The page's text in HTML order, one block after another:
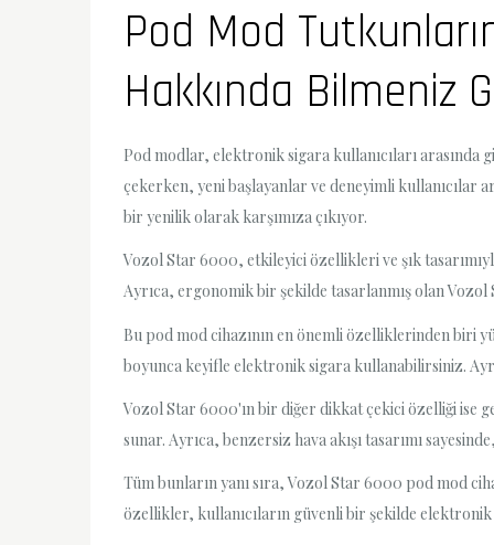
Pod Mod
Hakkında Bilmeniz
Pod modlar, elektronik sigara kullanıcıları
çekerken, yeni başlayanlar ve deneyimli kullanıcılar
bir yenilik olarak karşımıza çıkıyor.
Vozol Star 6000, etkileyici özellikleri ve şık
Ayrıca, ergonomik bir şekilde tasarlanmış olan
Bu pod mod cihazının en önemli özelliklerinden biri
boyunca keyifle elektronik sigara kullanabilirsiniz.
Vozol Star 6000'ın bir diğer dikkat çekici özelliği ise
sunar. Ayrıca, benzersiz hava akışı tasarımı
Tüm bunların yanı sıra, Vozol Star 6000 pod mod
özellikler, kullanıcıların güvenli bir şekilde elektronik